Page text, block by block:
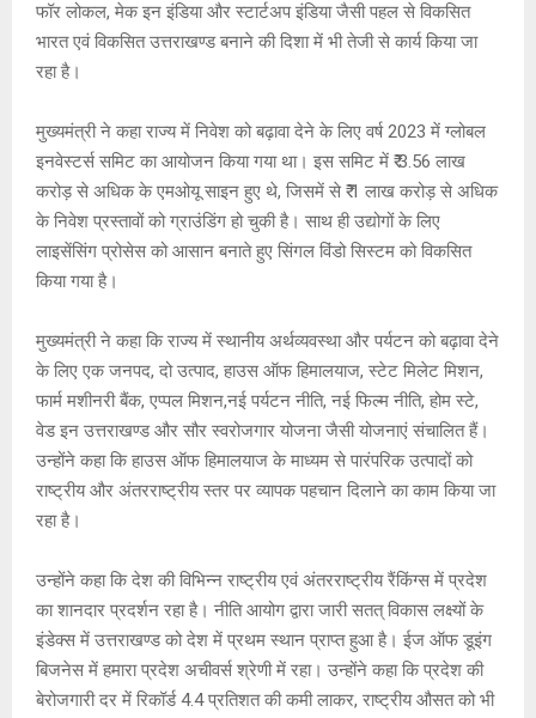
फॉर लोकल, मेक इन इंडिया और स्टार्टअप इंडिया जैसी पहल से विकसित
भारत एवं विकसित उत्तराखण्ड बनाने की दिशा में भी तेजी से कार्य किया जा
रहा है।
मुख्यमंत्री ने कहा राज्य में निवेश को बढ़ावा देने के लिए वर्ष 2023 में ग्लोबल
इनवेस्टर्स समिट का आयोजन किया गया था। इस समिट में ₹ 3.56 लाख
करोड़ से अधिक के एमओयू साइन हुए थे, जिसमें से ₹ 1 लाख करोड़ से अधिक
के निवेश प्रस्तावों को ग्राउंडिंग हो चुकी है। साथ ही उद्योगों के लिए
लाइसेंसिंग प्रोसेस को आसान बनाते हुए सिंगल विंडो सिस्टम को विकसित
किया गया है।
मुख्यमंत्री ने कहा कि राज्य में स्थानीय अर्थव्यवस्था और पर्यटन को बढ़ावा देने
के लिए एक जनपद, दो उत्पाद, हाउस ऑफ हिमालयाज, स्टेट मिलेट मिशन,
फार्म मशीनरी बैंक, एप्पल मिशन,नई पर्यटन नीति, नई फिल्म नीति, होम स्टे,
वेड इन उत्तराखण्ड और सौर स्वरोजगार योजना जैसी योजनाएं संचालित हैं।
उन्होंने कहा कि हाउस ऑफ हिमालयाज के माध्यम से पारंपरिक उत्पादों को
राष्ट्रीय और अंतरराष्ट्रीय स्तर पर व्यापक पहचान दिलाने का काम किया जा
रहा है।
उन्होंने कहा कि देश की विभिन्न राष्ट्रीय एवं अंतरराष्ट्रीय रैंकिंग्स में प्रदेश
का शानदार प्रदर्शन रहा है। नीति आयोग द्वारा जारी सतत् विकास लक्ष्यों के
इंडेक्स में उत्तराखण्ड को देश में प्रथम स्थान प्राप्त हुआ है। ईज ऑफ डूइंग
बिजनेस में हमारा प्रदेश अचीवर्स श्रेणी में रहा। उन्होंने कहा कि प्रदेश की
बेरोजगारी दर में रिकॉर्ड 4.4 प्रतिशत की कमी लाकर, राष्ट्रीय औसत को भी